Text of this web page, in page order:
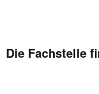
Die Fachstelle